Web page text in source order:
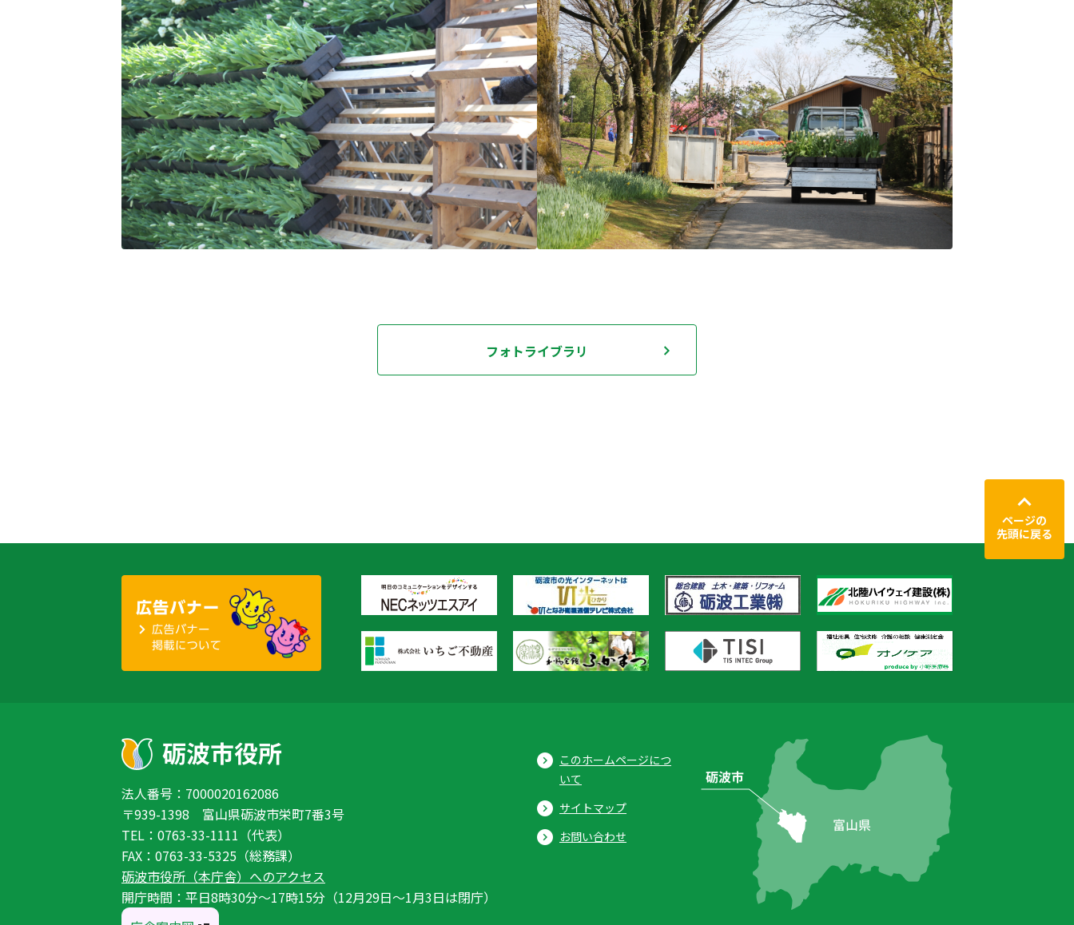
フォトライブラリ
ページの
先頭に戻る
法人番号：7000020162086
〒939-1398 富山県砺波市栄町7番3号
TEL：0763-33-1111（代表）
FAX：0763-33-5325（総務課）
砺波市役所（本庁舎）へのアクセス
開庁時間：平日8時30分〜17時15分（12月29日〜1月3日は閉庁）
このホームページにつ
いて
サイトマップ
お問い合わせ